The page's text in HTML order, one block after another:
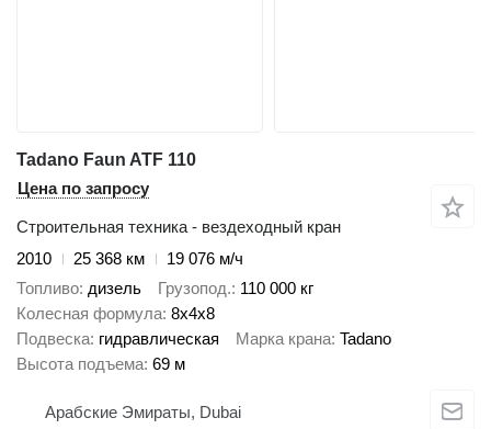
Tadano Faun ATF 110
Цена по запросу
Строительная техника - вездеходный кран
2010
25 368 км
19 076 м/ч
Топливо дизель Грузопод. 110 000 кг
Колесная формула 8x4x8
Подвеска гидравлическая Марка крана Tadano
Высота подъема 69 м
Арабские Эмираты, Dubai